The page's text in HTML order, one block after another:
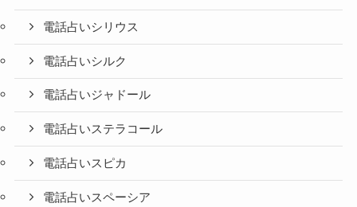
電話占いシリウス
電話占いシルク
電話占いジャドール
電話占いステラコール
電話占いスピカ
電話占いスペーシア